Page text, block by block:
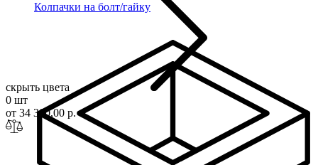
Колпачки на болт/гайку
скрыть цвета
0 шт
от 34 300,00 р.